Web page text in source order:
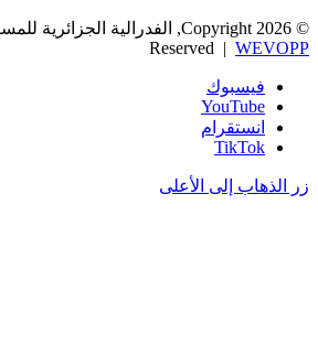
Reserved | WEVOPP
فيسبوك
‫YouTube
انستقرام
‫TikTok
زر الذهاب إلى الأعلى